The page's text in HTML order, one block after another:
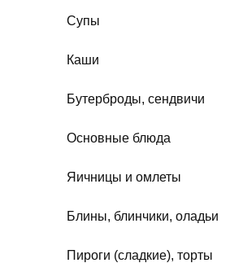
Супы
Каши
Бутерброды, сендвичи
Основные блюда
Яичницы и омлеты
Блины, блинчики, оладьи
Пироги (сладкие), торты